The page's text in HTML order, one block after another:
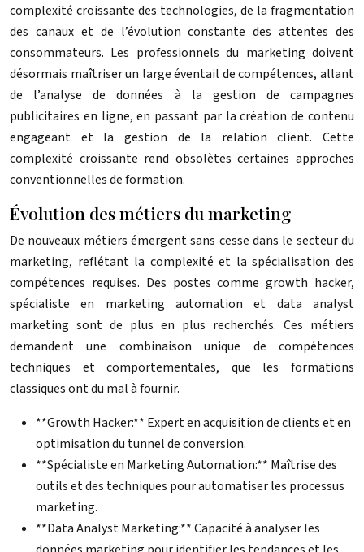
complexité croissante des technologies, de la fragmentation
des canaux et de l’évolution constante des attentes des
consommateurs. Les professionnels du marketing doivent
désormais maîtriser un large éventail de compétences, allant
de l’analyse de données à la gestion de campagnes
publicitaires en ligne, en passant par la création de contenu
engageant et la gestion de la relation client. Cette
complexité croissante rend obsolètes certaines approches
conventionnelles de formation.
Évolution des métiers du marketing
De nouveaux métiers émergent sans cesse dans le secteur du
marketing, reflétant la complexité et la spécialisation des
compétences requises. Des postes comme growth hacker,
spécialiste en marketing automation et data analyst
marketing sont de plus en plus recherchés. Ces métiers
demandent une combinaison unique de compétences
techniques et comportementales, que les formations
classiques ont du mal à fournir.
**Growth Hacker:** Expert en acquisition de clients et en
optimisation du tunnel de conversion.
**Spécialiste en Marketing Automation:** Maîtrise des
outils et des techniques pour automatiser les processus
marketing.
**Data Analyst Marketing:** Capacité à analyser les